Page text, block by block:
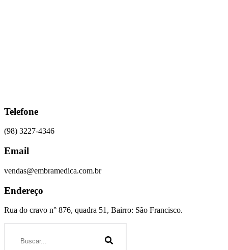
Telefone
(98) 3227-4346
Email
vendas@embramedica.com.br
Endereço
Rua do cravo n° 876, quadra 51, Bairro: São Francisco.